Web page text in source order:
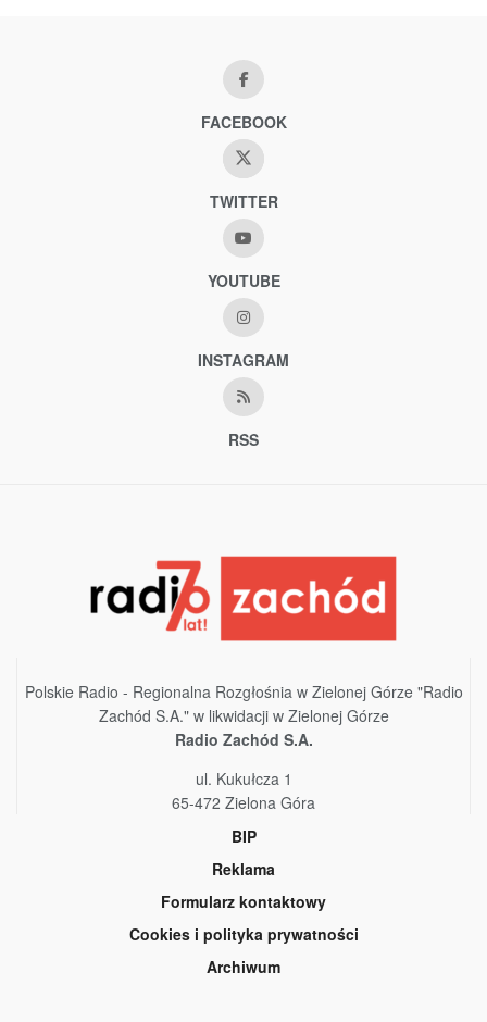
FACEBOOK
TWITTER
YOUTUBE
INSTAGRAM
RSS
Polskie Radio - Regionalna Rozgłośnia w Zielonej Górze "Radio
Zachód S.A." w likwidacji w Zielonej Górze
Radio Zachód S.A.
ul. Kukułcza 1
65-472 Zielona Góra
BIP
Reklama
Formularz kontaktowy
Cookies i polityka prywatności
Archiwum